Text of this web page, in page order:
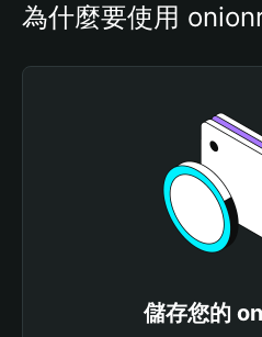
為什麼要使用
儲存您的